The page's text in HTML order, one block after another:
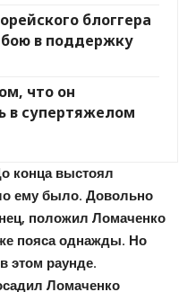
блоггера
в поддержку
что он
в супертяжелом
конца выстоял
ему было. Довольно
положил Ломаченко
пояса однажды. Но
этом раунде.
Ломаченко